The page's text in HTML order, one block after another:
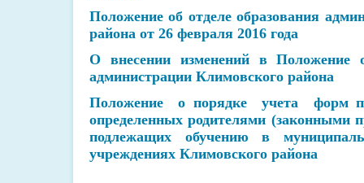
Положение об отделе образования
района от 26 февраля 2016 года
О внесении изменений в Положение
администрации Климовского района
Положение о порядке учета форм
определенных родителями (законными
подлежащих обучению в
учреждениях Климовского района